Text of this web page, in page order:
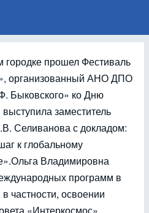
городке прошел Фестиваль
организованный АНО ДПО
Быковского» ко Дню
заместитель
Селиванова с докладом:
к глобальному
Владимировна
программ в
частности, освоении